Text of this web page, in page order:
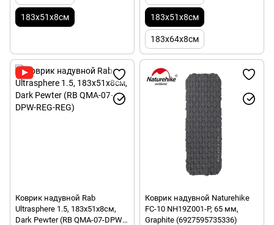
183x51x8см 183x51x8см
183x64x8см
Коврик надувной Rab
Ultrasphere 1.5, 183x51x8см,
Dark Pewter (RB QMA-07-DPW-
Коврик надувной Naturehike
FC-10 NH19Z001-P, 65 мм,
Graphite (6927595735336)